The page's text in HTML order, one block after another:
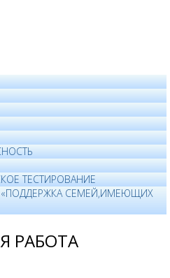
ТЕСТИРОВАНИЕ
СЕМЕЙ,ИМЕЮЩИХ
РАБОТА